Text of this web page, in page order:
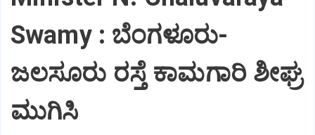
Swamy : ಬೆಂಗಳೂರು-
ಜಲಸೂರು ರಸ್ತೆ ಕಾಮಗಾರಿ ಶೀಘ್ರ
ಮುಗಿಸಿ